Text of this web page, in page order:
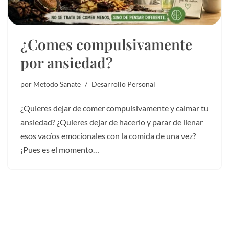
¿Comes compulsivamente
por ansiedad?
por Metodo Sanate Desarrollo Personal
¿Quieres dejar de comer compulsivamente y calmar tu
ansiedad? ¿Quieres dejar de hacerlo y parar de llenar
esos vacíos emocionales con la comida de una vez?
¡Pues es el momento…